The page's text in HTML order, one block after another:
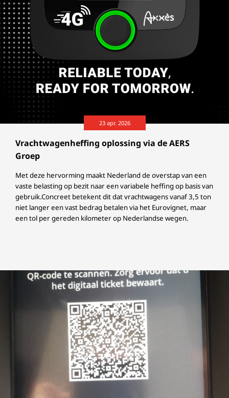
Vrachtwagenheffing oplossing via de AERS
Groep
23 apr. 2026
Met deze hervorming maakt Nederland de overstap van een
vaste belasting op bezit naar een variabele heffing op basis van
gebruik.Concreet betekent dit dat vrachtwagens vanaf 3,5 ton
niet langer een vast bedrag betalen via het Eurovignet, maar
een tol per gereden kilometer op Nederlandse wegen.